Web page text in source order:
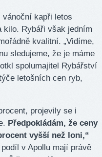
kapři letos
kilo. Rybáři však jedním
kvalitní. „Vidíme,
sledujeme, že je máme
spolumajitel Rybářství
letošních cen ryb,
projevily se i
Předpokládám, že ceny
vyšší než loni,“
v Apollu mají právě